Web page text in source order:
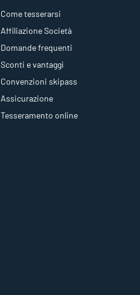
Come tesserarsi
Affiliazione Società
Domande frequenti
Sconti e vantaggi
Convenzioni skipass
Assicurazione
Tesseramento online